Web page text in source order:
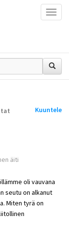
Kuuntele
äiti
oli vauvana
seutu on alkanut
Miten tyrä on